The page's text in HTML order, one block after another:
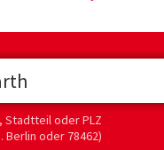
Stadtteil oder PLZ
Berlin oder 78462)